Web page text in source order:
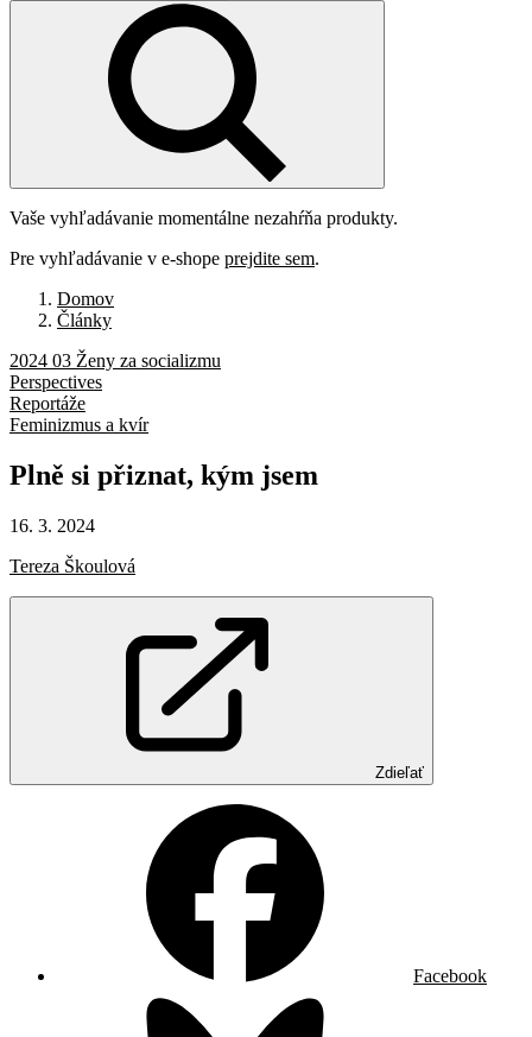
Vaše vyhľadávanie momentálne nezahŕňa produkty.
Pre vyhľadávanie v e-shope prejdite sem.
Domov
Články
2024 03 Ženy za socializmu
Perspectives
Reportáže
Feminizmus a kvír
Plně si přiznat, kým jsem
16. 3. 2024
Tereza Škoulová
Zdieľať
Facebook